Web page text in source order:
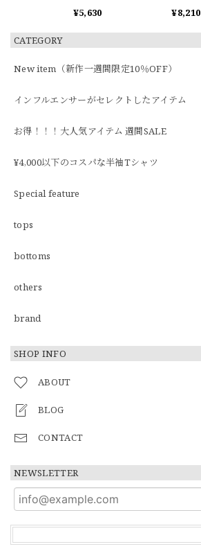
CATEGORY
New item（新作一週間限定10％OFF）
インフルエンサーがセレクトしたアイテム
お得！！！大人気アイテム 週間SALE
¥4,000以下のコスパな半袖Tシャツ
Special feature
tops
bottoms
others
brand
SHOP INFO
ABOUT
BLOG
CONTACT
NEWSLETTER
¥5,630 ¥8,210